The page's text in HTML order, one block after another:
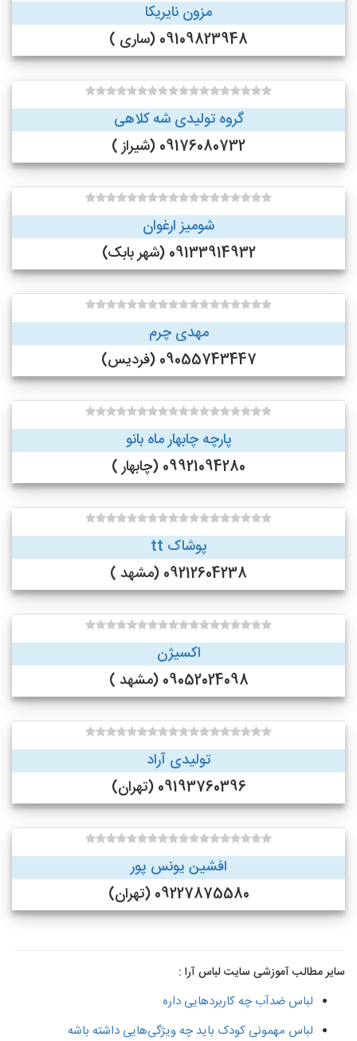
مزون نایریکا
09109823948 (ساری )
گروه تولیدی شه کلاهی
09176080732 (شیراز )
شومیز ارغوان
09133914932 (شهر بابک)
مهدی چرم
09055743447 (فردیس)
پارچه چابهار ماه بانو
09921094280 (چابهار )
پوشاک tt
09212604238 (مشهد )
اکسیژن
09052024098 (مشهد )
تولیدی آراد
09193760396 (تهران)
افشین یونس پور
09227875580 (تهران)
سایر مطالب آموزشی سایت لباس آرا :
لباس ضدآب چه کاربردهایی داره
لباس مهمونی کودک باید چه ویژگی‌هایی داشته باشه